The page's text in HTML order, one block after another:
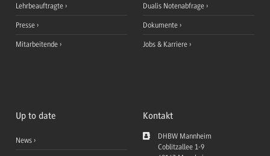
Lehrbeauftragte
Presse
Mitarbeitende
Dualis Notenabfrage
Dokumente
Jobs & Karriere
Up to date
News
Kontakt
DHBW Mannheim
Coblitzallee 1-9